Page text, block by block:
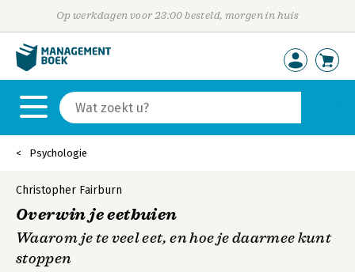
Op werkdagen voor 23:00 besteld, morgen in huis
Psychologie
Christopher Fairburn
Overwin je eetbuien
Waarom je te veel eet, en hoe je daarmee kunt
stoppen